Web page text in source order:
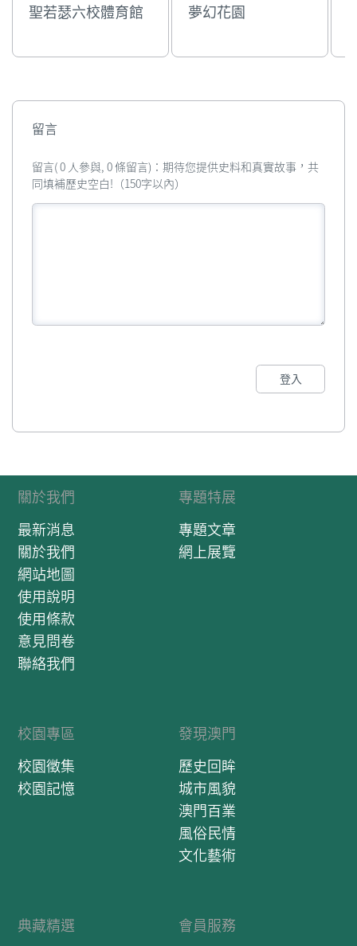
聖若瑟六校體育館 夢幻花園
留言
留言( 0 人參與, 0 條留言)：期待您提供史料和真實故事，共
同填補歷史空白!（150字以內）
登入
關於我們
最新消息
關於我們
網站地圖
使用說明
使用條款
意見問卷
聯絡我們
專題特展
專題文章
網上展覽
校園專區
校園徵集
校園記憶
發現澳門
歷史回眸
城市風貌
澳門百業
風俗民情
文化藝術
典藏精選 會員服務